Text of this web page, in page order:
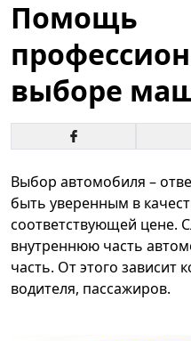
Помощь
выборе
Выбор автомобиля –
быть уверенным в
соответствующей цене.
внутреннюю часть
часть. От этого зависит
водителя, пассажиров.